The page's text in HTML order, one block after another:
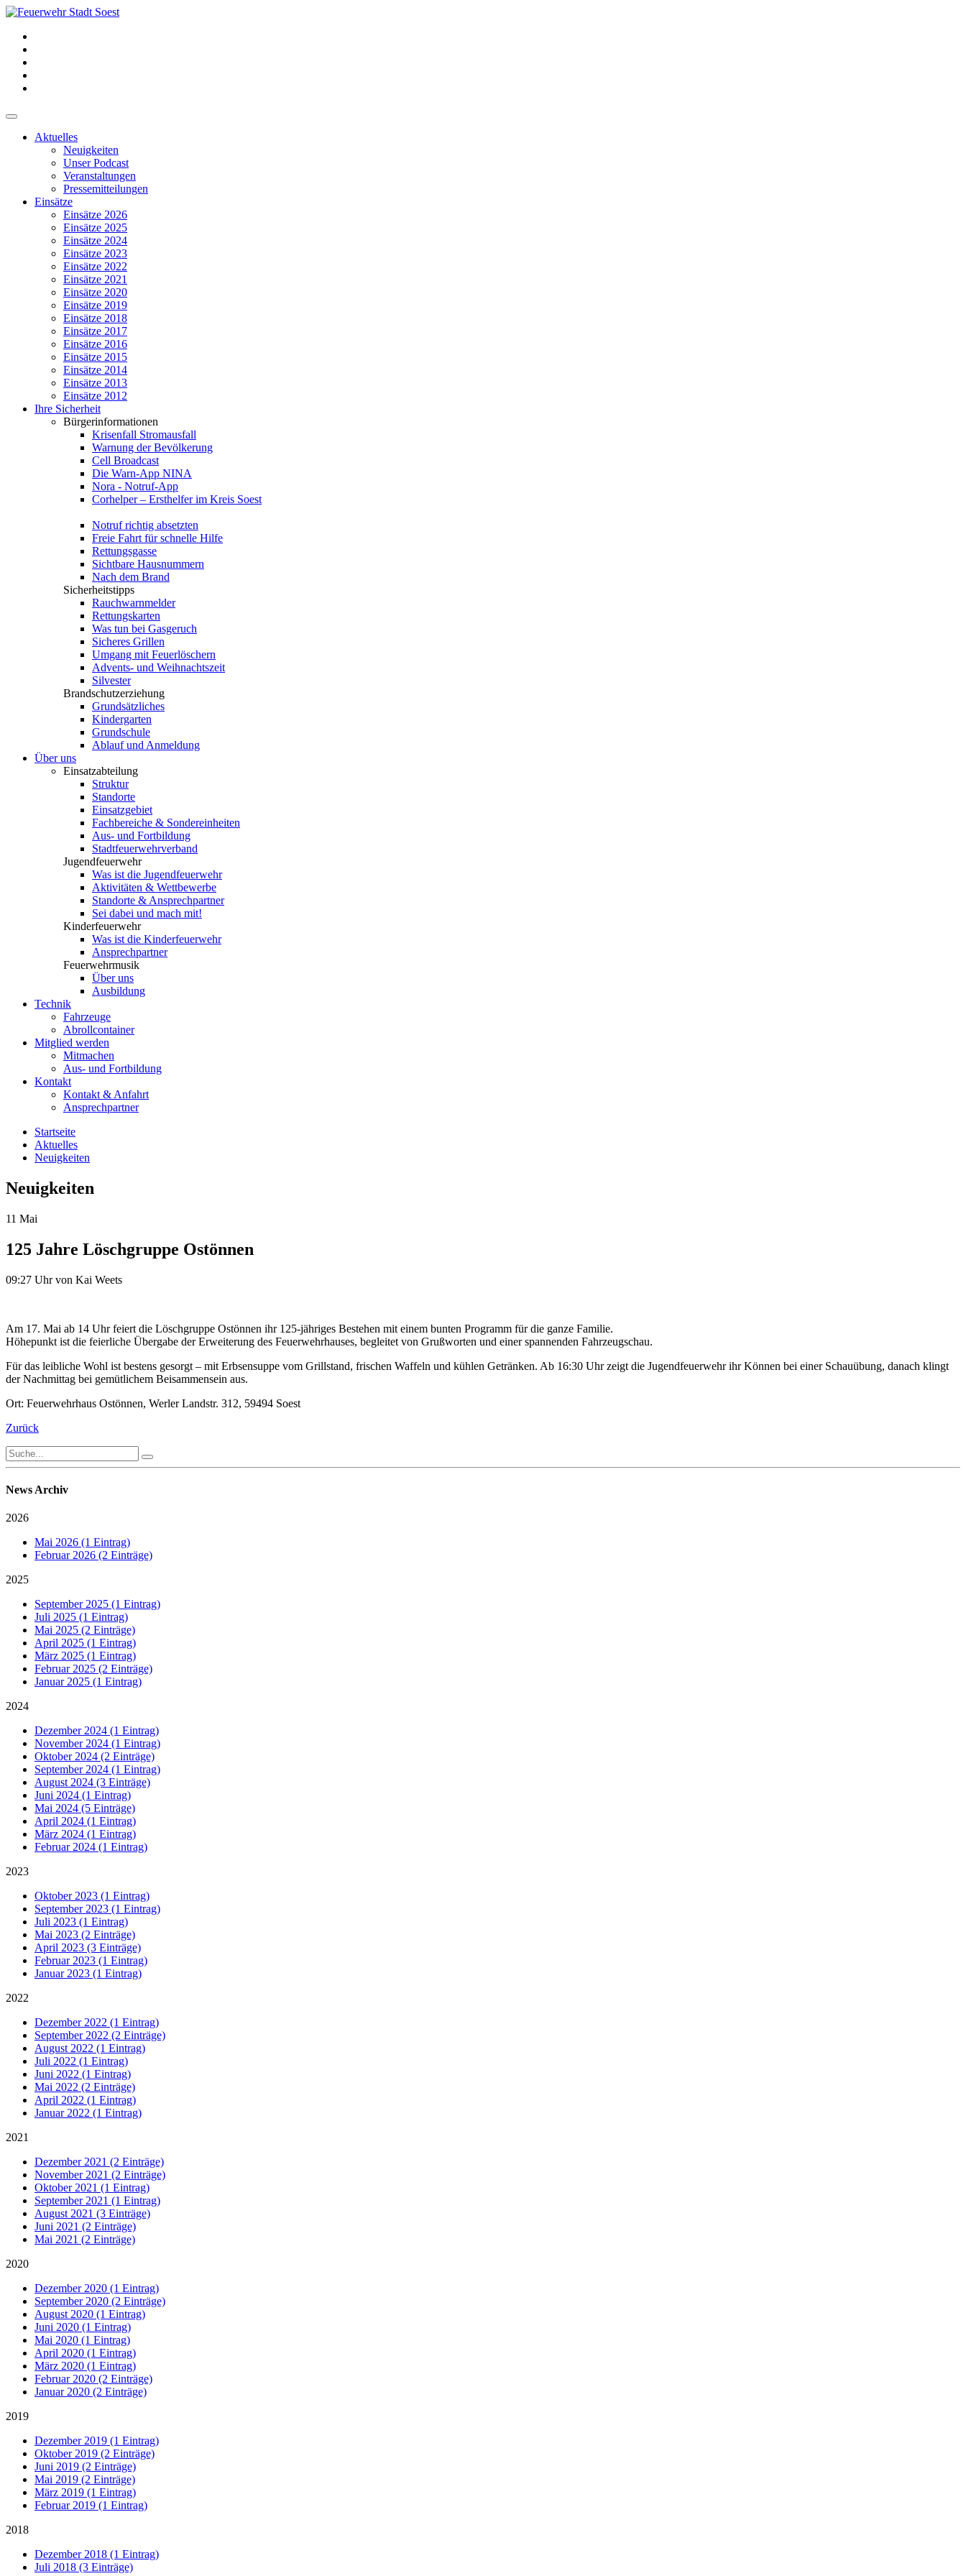
Aktuelles
Neuigkeiten
Unser Podcast
Veranstaltungen
Pressemitteilungen
Einsätze
Einsätze 2026
Einsätze 2025
Einsätze 2024
Einsätze 2023
Einsätze 2022
Einsätze 2021
Einsätze 2020
Einsätze 2019
Einsätze 2018
Einsätze 2017
Einsätze 2016
Einsätze 2015
Einsätze 2014
Einsätze 2013
Einsätze 2012
Ihre Sicherheit
Bürgerinformationen
Krisenfall Stromausfall
Warnung der Bevölkerung
Cell Broadcast
Die Warn-App NINA
Nora - Notruf-App
Corhelper – Ersthelfer im Kreis Soest
Notruf richtig absetzten
Freie Fahrt für schnelle Hilfe
Rettungsgasse
Sichtbare Hausnummern
Nach dem Brand
Sicherheitstipps
Rauchwarnmelder
Rettungskarten
Was tun bei Gasgeruch
Sicheres Grillen
Umgang mit Feuerlöschern
Advents- und Weihnachtszeit
Silvester
Brandschutzerziehung
Grundsätzliches
Kindergarten
Grundschule
Ablauf und Anmeldung
Über uns
Einsatzabteilung
Struktur
Standorte
Einsatzgebiet
Fachbereiche & Sondereinheiten
Aus- und Fortbildung
Stadtfeuerwehrverband
Jugendfeuerwehr
Was ist die Jugendfeuerwehr
Aktivitäten & Wettbewerbe
Standorte & Ansprechpartner
Sei dabei und mach mit!
Kinderfeuerwehr
Was ist die Kinderfeuerwehr
Ansprechpartner
Feuerwehrmusik
Über uns
Ausbildung
Technik
Fahrzeuge
Abrollcontainer
Mitglied werden
Mitmachen
Aus- und Fortbildung
Kontakt
Kontakt & Anfahrt
Ansprechpartner
Startseite
Aktuelles
Neuigkeiten
Neuigkeiten
11 Mai
125 Jahre Löschgruppe Ostönnen
09:27 Uhrvon Kai Weets
Am 17. Mai ab 14 Uhr feiert die Löschgruppe Ostönnen ihr 125-jähriges Bestehen mit einem bunten Programm für die ganze Familie.
Höhepunkt ist die feierliche Übergabe der Erweiterung des Feuerwehrhauses, begleitet von Grußworten und einer spannenden Fahrzeugschau.
Für das leibliche Wohl ist bestens gesorgt – mit Erbsensuppe vom Grillstand, frischen Waffeln und kühlen Getränken. Ab 16:30 Uhr zeigt die Jugendfeuerwehr ihr Können bei einer Schauübung, danach klingt
der Nachmittag bei gemütlichem Beisammensein aus.
Ort: Feuerwehrhaus Ostönnen, Werler Landstr. 312, 59494 Soest
Zurück
News Archiv
2026
Mai 2026 (1 Eintrag)
Februar 2026 (2 Einträge)
2025
September 2025 (1 Eintrag)
Juli 2025 (1 Eintrag)
Mai 2025 (2 Einträge)
April 2025 (1 Eintrag)
März 2025 (1 Eintrag)
Februar 2025 (2 Einträge)
Januar 2025 (1 Eintrag)
2024
Dezember 2024 (1 Eintrag)
November 2024 (1 Eintrag)
Oktober 2024 (2 Einträge)
September 2024 (1 Eintrag)
August 2024 (3 Einträge)
Juni 2024 (1 Eintrag)
Mai 2024 (5 Einträge)
April 2024 (1 Eintrag)
März 2024 (1 Eintrag)
Februar 2024 (1 Eintrag)
2023
Oktober 2023 (1 Eintrag)
September 2023 (1 Eintrag)
Juli 2023 (1 Eintrag)
Mai 2023 (2 Einträge)
April 2023 (3 Einträge)
Februar 2023 (1 Eintrag)
Januar 2023 (1 Eintrag)
2022
Dezember 2022 (1 Eintrag)
September 2022 (2 Einträge)
August 2022 (1 Eintrag)
Juli 2022 (1 Eintrag)
Juni 2022 (1 Eintrag)
Mai 2022 (2 Einträge)
April 2022 (1 Eintrag)
Januar 2022 (1 Eintrag)
2021
Dezember 2021 (2 Einträge)
November 2021 (2 Einträge)
Oktober 2021 (1 Eintrag)
September 2021 (1 Eintrag)
August 2021 (3 Einträge)
Juni 2021 (2 Einträge)
Mai 2021 (2 Einträge)
2020
Dezember 2020 (1 Eintrag)
September 2020 (2 Einträge)
August 2020 (1 Eintrag)
Juni 2020 (1 Eintrag)
Mai 2020 (1 Eintrag)
April 2020 (1 Eintrag)
März 2020 (1 Eintrag)
Februar 2020 (2 Einträge)
Januar 2020 (2 Einträge)
2019
Dezember 2019 (1 Eintrag)
Oktober 2019 (2 Einträge)
Juni 2019 (2 Einträge)
Mai 2019 (2 Einträge)
März 2019 (1 Eintrag)
Februar 2019 (1 Eintrag)
2018
Dezember 2018 (1 Eintrag)
Juli 2018 (3 Einträge)